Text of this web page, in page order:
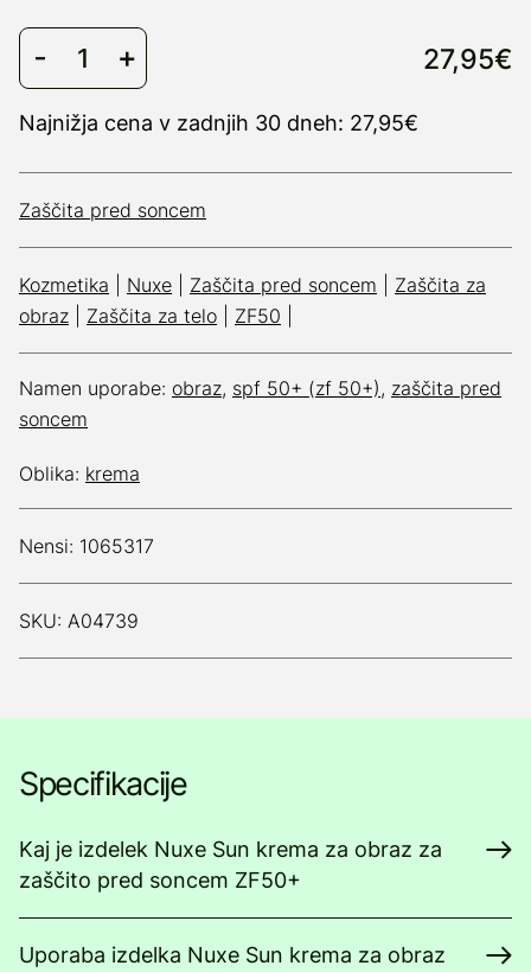
27,95€
Najnižja cena v zadnjih 30 dneh: 27,95€
Zaščita pred soncem
Kozmetika Nuxe Zaščita pred soncem
Zaščita za
obraz
Zaščita za telo ZF50
Namen uporabe: obraz, spf 50+ (zf 50+), zaščita pred
soncem
Oblika: krema
Nensi: 1065317
SKU: A04739
Specifikacije
Kaj je izdelek Nuxe Sun krema za obraz za
zaščito pred soncem ZF50+
Uporaba izdelka Nuxe Sun krema za obraz